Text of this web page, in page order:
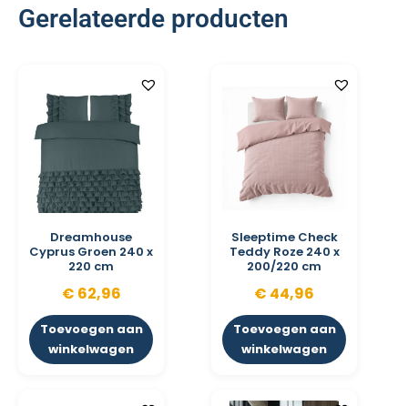
Gerelateerde producten
Dreamhouse
Cyprus Groen 240 x
220 cm
€ 62,96
Toevoegen aan
winkelwagen
Sleeptime Check
Teddy Roze 240 x
200/220 cm
€ 44,96
Toevoegen aan
winkelwagen